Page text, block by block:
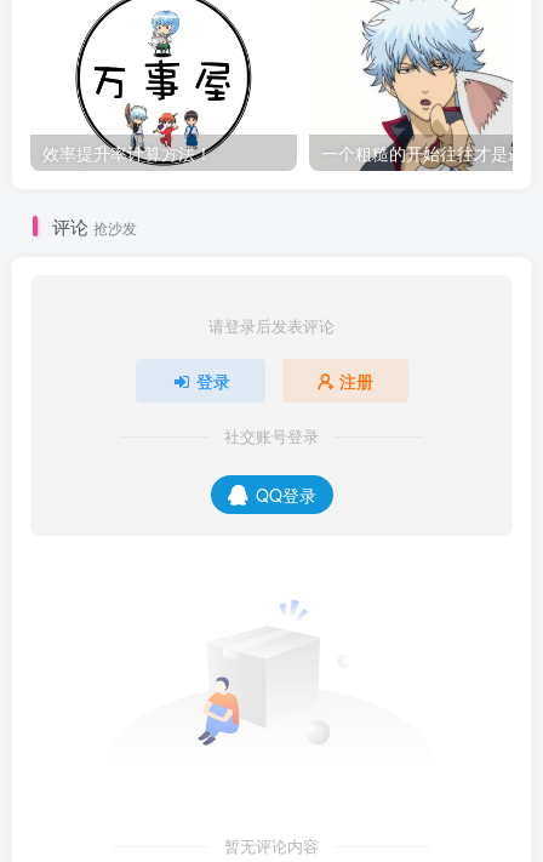
效率提升率计算方法！
评论 抢沙发
请登录后发表评论
登录 注册
社交账号登录
QQ登录
暂无评论内容